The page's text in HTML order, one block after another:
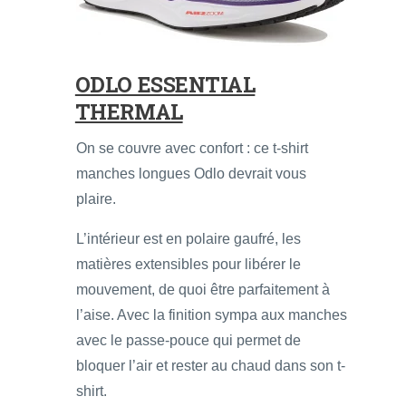
ODLO ESSENTIAL
THERMAL
On se couvre avec confort : ce t-shirt
manches longues Odlo devrait vous
plaire.
L’intérieur est en polaire gaufré, les
matières extensibles pour libérer le
mouvement, de quoi être parfaitement à
l’aise. Avec la finition sympa aux manches
avec le passe-pouce qui permet de
bloquer l’air et rester au chaud dans son t-
shirt.